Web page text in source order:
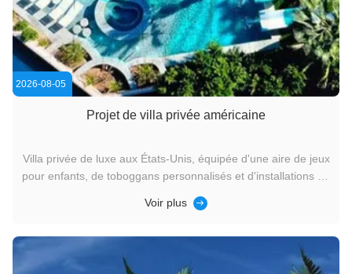
2026-08-05
Projet de villa privée américaine
Villa privée de luxe aux États-Unis, équipée d'une aire de jeux
pour enfants, de toboggans personnalisés et d'installations de
Voir plus